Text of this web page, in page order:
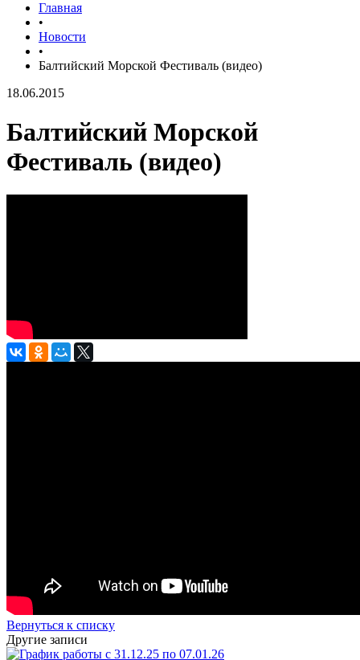
Главная
•
Новости
•
Балтийский Морской Фестиваль (видео)
18.06.2015
Балтийский Морской
Фестиваль (видео)
Вернуться к списку
Другие записи